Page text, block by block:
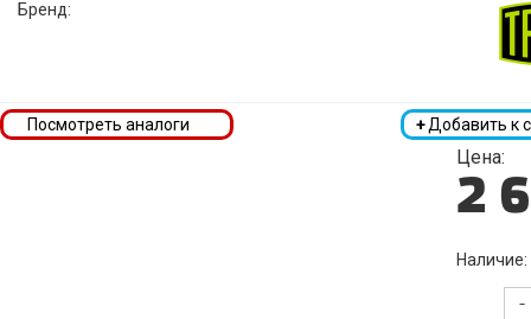
Бренд:
+Добавить к
Посмотреть аналоги
Цена:
2
Наличие:
-